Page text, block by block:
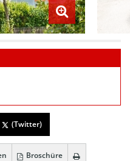
(Twitter)
Broschüre